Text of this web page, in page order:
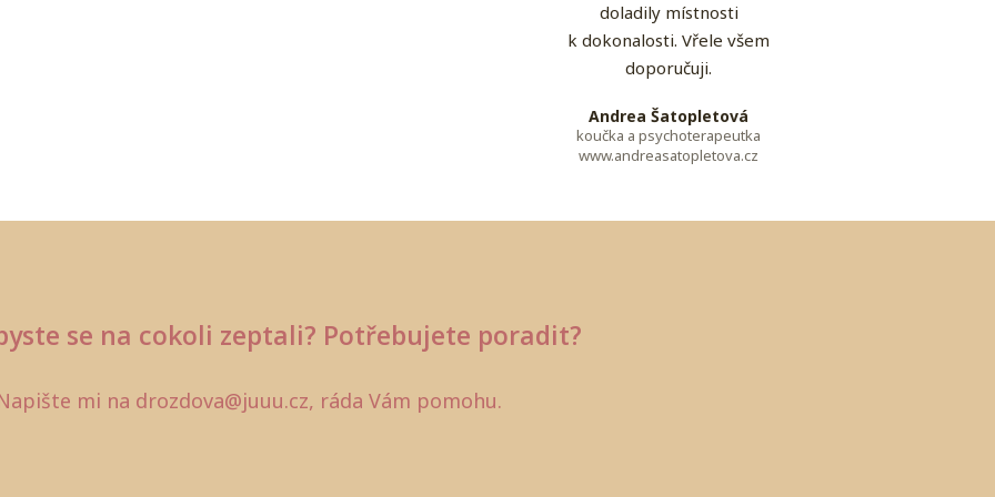
doladily místnosti
k dokonalosti. Vřele všem
doporučuji.
Andrea Šatopletová
koučka a psychoterapeutka
www.andreasatopletova.cz
se na cokoli zeptali? Potřebujete poradit?
mi na drozdova@juuu.cz, ráda Vám pomohu.